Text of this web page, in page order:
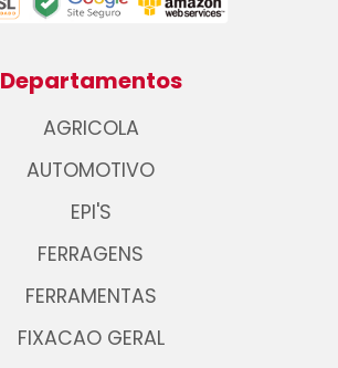
Departamentos
AGRICOLA
AUTOMOTIVO
EPI'S
FERRAGENS
FERRAMENTAS
FIXACAO GERAL